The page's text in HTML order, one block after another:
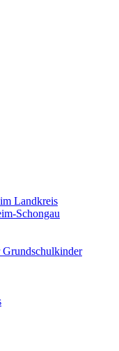
Landkreis
Schongau
Grundschulkinder